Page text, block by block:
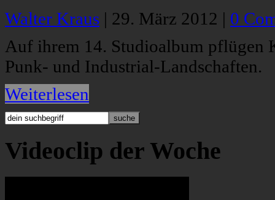
Walter Kraus | 29. März 2012 | 0
Auf ihrem 14. Studioalbum pflügen
Punk- und Industrial-Landschaften.
Weiterlesen
Videoclip der Woche